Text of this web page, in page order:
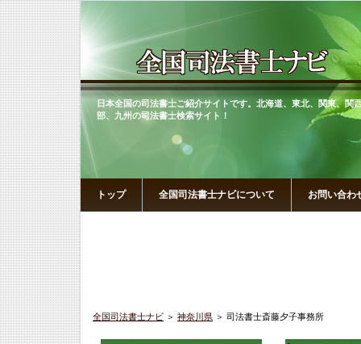
日本全国の司法書士ご紹介サイトです。北海道、東北、関東、関
部、九州の司法書士検索サイト！
トップ 全国司法書士ナビについて お問い合わ
全国司法書士ナビ ＞ 神奈川県 ＞ 司法書士斎藤夕子事務所